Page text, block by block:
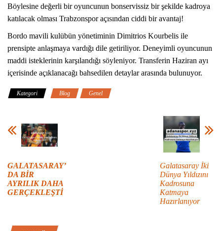
Böylesine değerli bir oyuncunun bonservissiz bir şekilde kadroya
katılacak olması Trabzonspor açısından ciddi bir avantaj!
Bordo mavili kulübün yönetiminin Dimitrios Kourbelis ile
prensipte anlaşmaya vardığı dile getiriliyor. Deneyimli oyuncunun
maddi isteklerinin karşılandığı söyleniyor. Transferin Haziran ayı
içerisinde açıklanacağı bahsedilen detaylar arasında bulunuyor.
Kategori Blog Genel
GALATASARAY’
DA BİR
AYRILIK DAHA
GERÇEKLEŞTİ
Galatasaray İki
Dünya Yıldızını
Kadrosuna
Katmaya
Hazırlanıyor